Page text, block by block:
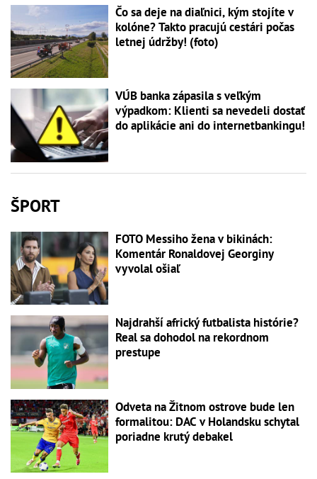
Čo sa deje na diaľnici, kým stojíte v
kolóne? Takto pracujú cestári počas
letnej údržby! (foto)
VÚB banka zápasila s veľkým
výpadkom: Klienti sa nevedeli dostať
do aplikácie ani do internetbankingu!
ŠPORT
FOTO Messiho žena v bikinách:
Komentár Ronaldovej Georginy
vyvolal ošiaľ
Najdrahší africký futbalista histórie?
Real sa dohodol na rekordnom
prestupe
Odveta na Žitnom ostrove bude len
formalitou: DAC v Holandsku schytal
poriadne krutý debakel